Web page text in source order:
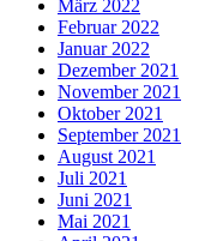
März 2022
Februar 2022
Januar 2022
Dezember 2021
November 2021
Oktober 2021
September 2021
August 2021
Juli 2021
Juni 2021
Mai 2021